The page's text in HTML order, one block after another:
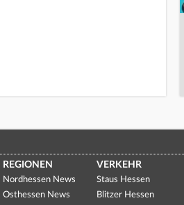
REGIONEN
Nordhessen News
Osthessen News
VERKEHR
Staus Hessen
Blitzer Hessen